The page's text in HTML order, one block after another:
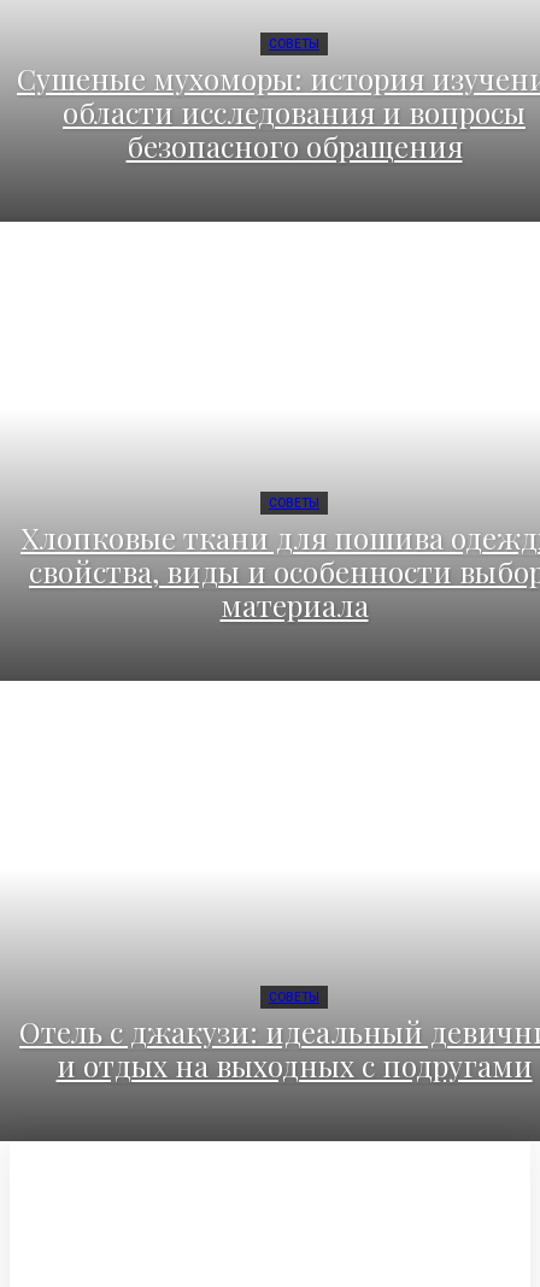
СОВЕТЫ
Сушеные мухоморы: история
области исследования и вопросы
безопасного обращения
СОВЕТЫ
Хлопковые ткани для пошива
свойства, виды и особенности
материала
СОВЕТЫ
Отель с джакузи: идеальный
и отдых на выходных с подругами